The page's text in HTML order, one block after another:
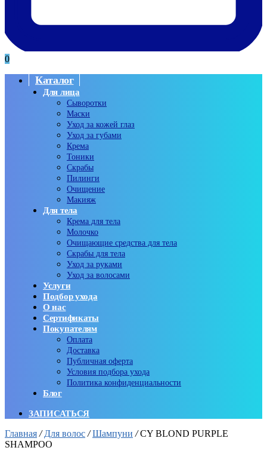
0
Каталог
Для лица
Сыворотки
Маски
Уход за кожей глаз
Уход за губами
Крема
Тоники
Скрабы
Пилинги
Очищение
Макияж
Для тела
Крема для тела
Молочко
Очищающие средства для тела
Скрабы для тела
Уход за руками
Уход за волосами
Услуги
Подбор ухода
О нас
Сертификаты
Покупателям
Оплата
Доставка
Публичная оферта
Условия подбора ухода
Политика конфиденциальности
Блог
ЗАПИСАТЬСЯ
Главная / Для волос / Шампуни /CY BLOND PURPLE
SHAMPOO